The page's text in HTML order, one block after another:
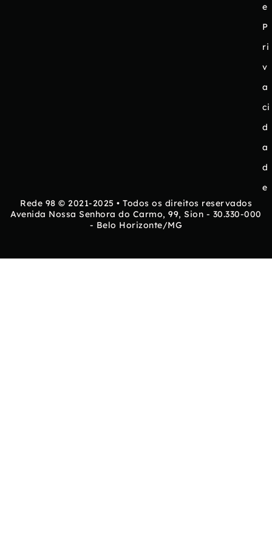
e
P
ri
v
a
ci
d
a
d
e
Rede 98 © 2021-2025 • Todos os direitos reservados
Avenida Nossa Senhora do Carmo, 99, Sion - 30.330-000
- Belo Horizonte/MG